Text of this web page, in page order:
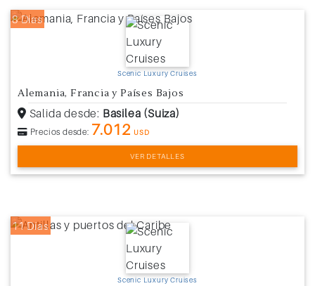
8 Días
Scenic Luxury Cruises
Alemania, Francia y Países Bajos
Salida desde: Basilea (Suiza)
Precios desde: 7.012 USD
VER DETALLES
11 Días
Scenic Luxury Cruises